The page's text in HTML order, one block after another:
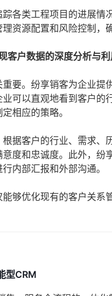
各类工程项目的进展
资源配置和风险控制，
客户数据的深度分析与利
要。纷享销客为企业
可以直观地看到客户
相应的策略。
据客户的行业、需求
度和忠诚度。此外，
内部汇报和外部沟通。
够优化现有的客户关
型CRM